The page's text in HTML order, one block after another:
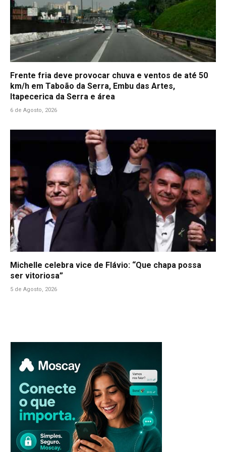
Frente fria deve provocar chuva e ventos de até 50
km/h em Taboão da Serra, Embu das Artes,
Itapecerica da Serra e área
6 de Agosto, 2026
Michelle celebra vice de Flávio: “Que chapa possa
ser vitoriosa”
5 de Agosto, 2026